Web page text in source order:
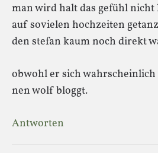
man wird halt das gefühl nicht
auf sovielen hochzeiten
den stefan kaum noch direkt
obwohl er sich
nen wolf bloggt.
Antworten